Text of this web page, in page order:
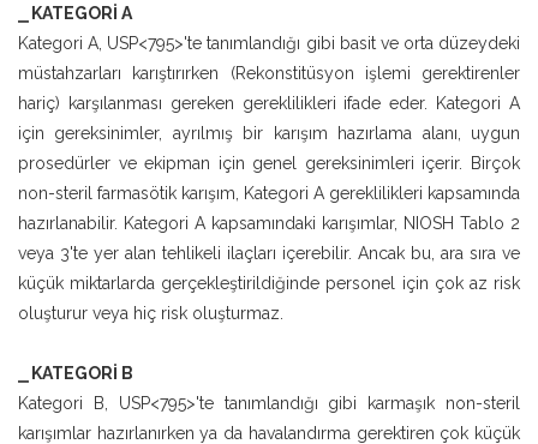
⎯ KATEGORİ A
Kategori A, USP<795>'te tanımlandığı gibi basit ve orta düzeydeki
müstahzarları karıştırırken (Rekonstitüsyon işlemi gerektirenler
hariç) karşılanması gereken gereklilikleri ifade eder. Kategori A
için gereksinimler, ayrılmış bir karışım hazırlama alanı, uygun
prosedürler ve ekipman için genel gereksinimleri içerir. Birçok
non-steril farmasötik karışım, Kategori A gereklilikleri kapsamında
hazırlanabilir. Kategori A kapsamındaki karışımlar, NIOSH Tablo 2
veya 3'te yer alan tehlikeli ilaçları içerebilir. Ancak bu, ara sıra ve
küçük miktarlarda gerçekleştirildiğinde personel için çok az risk
oluşturur veya hiç risk oluşturmaz.
⎯ KATEGORİ B
Kategori B, USP<795>'te tanımlandığı gibi karmaşık non-steril
karışımlar hazırlanırken ya da havalandırma gerektiren çok küçük